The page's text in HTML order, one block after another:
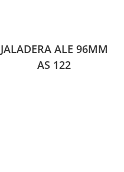
JALADERA ALE 96MM
AS 122